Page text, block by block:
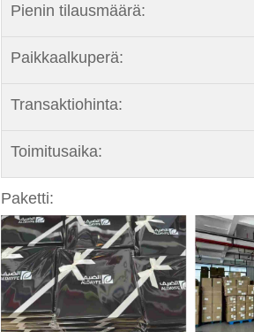
Pienin tilausmäärä:
Paikkaalkuperä:
Transaktiohinta:
Toimitusaika:
Paketti: